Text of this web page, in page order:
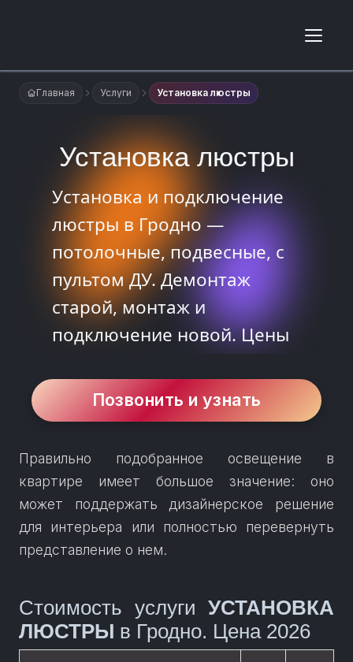
Главная Услуги Установка люстры
Установка люстры
Установка и подключение
люстры в Гродно —
потолочные, подвесные, с
пультом ДУ. Демонтаж
старой, монтаж и
подключение новой. Цены
+375444139092.
Позвонить и узнать
Правильно подобранное освещение в
квартире имеет большое значение: оно
может поддержать дизайнерское решение
для интерьера или полностью перевернуть
представление о нем.
Стоимость услуги УСТАНОВКА
ЛЮСТРЫ в Гродно. Цена 2026